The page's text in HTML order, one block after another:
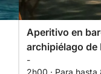
Aperitivo en
archipiélago de
-
2h00 · Para